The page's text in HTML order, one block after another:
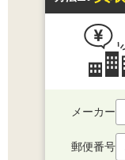
メーカー
郵便番号